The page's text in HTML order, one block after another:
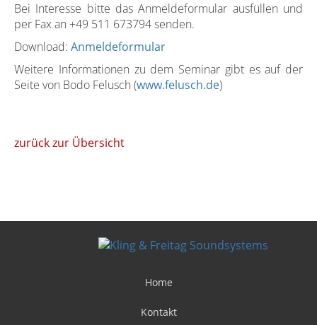
Bei Interesse bitte das Anmeldeformular ausfüllen und
per Fax an +49 511 673794 senden.
Download: Anmeldeformular
Weitere Informationen zu dem Seminar gibt es auf der
Seite von Bodo Felusch (www.felusch.de)
zurück zur Übersicht
Home
Kontakt